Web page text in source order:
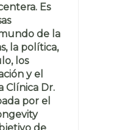
Es
de la
la política,
los
y el
Clínica Dr.
por el